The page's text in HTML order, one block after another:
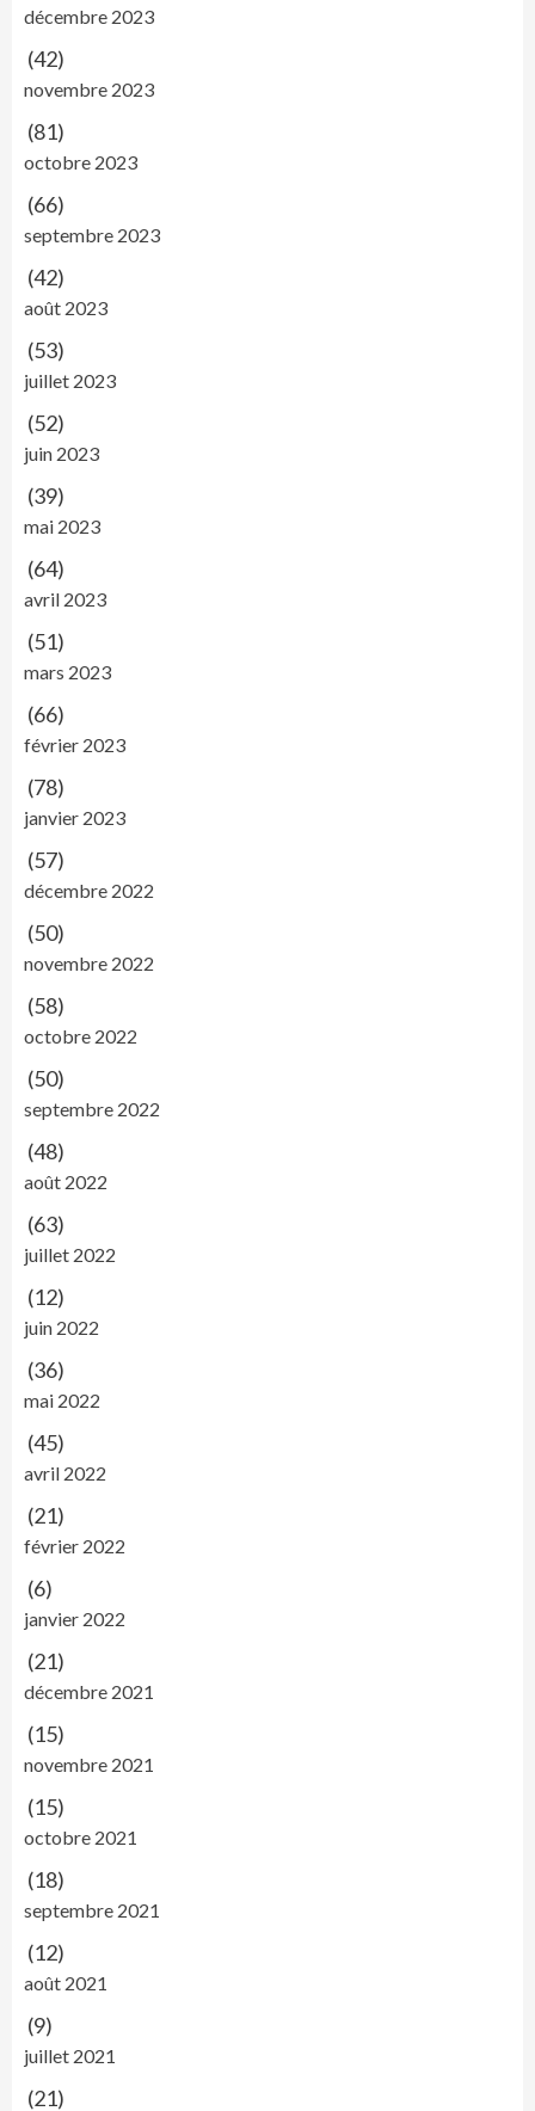
décembre 2023
(42)
novembre 2023
(81)
octobre 2023
(66)
septembre 2023
(42)
août 2023
(53)
juillet 2023
(52)
juin 2023
(39)
mai 2023
(64)
avril 2023
(51)
mars 2023
(66)
février 2023
(78)
janvier 2023
(57)
décembre 2022
(50)
novembre 2022
(58)
octobre 2022
(50)
septembre 2022
(48)
août 2022
(63)
juillet 2022
(12)
juin 2022
(36)
mai 2022
(45)
avril 2022
(21)
février 2022
(6)
janvier 2022
(21)
décembre 2021
(15)
novembre 2021
(15)
octobre 2021
(18)
septembre 2021
(12)
août 2021
(9)
juillet 2021
(21)